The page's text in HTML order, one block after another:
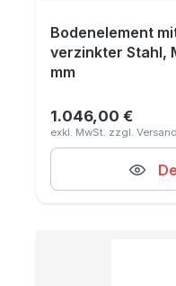
Bodenelement
verzinkter Stahl,
mm
Regulärer Preis:
1.046,00 €